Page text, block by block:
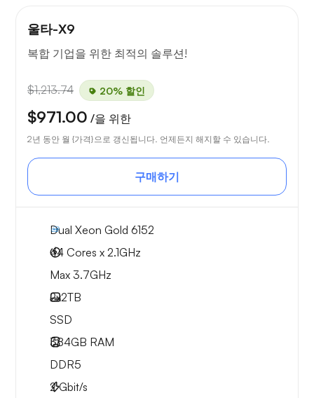
울타-X9
복합 기업을 위한 최적의 솔루션!
$1,213.74 20% 할인
$971.00 /을 위한
2년 동안 월 {가격}으로 갱신됩니다. 언제든지 해지할 수 있습니다.
구매하기
Dual Xeon Gold 6152
44 Cores x 2.1GHz
Max 3.7GHz
2x2TB
SSD
384GB RAM
DDR5
2Gbit/s